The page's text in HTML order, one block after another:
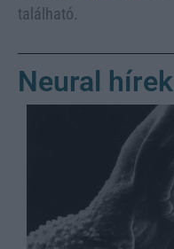
található.
Neural hírek